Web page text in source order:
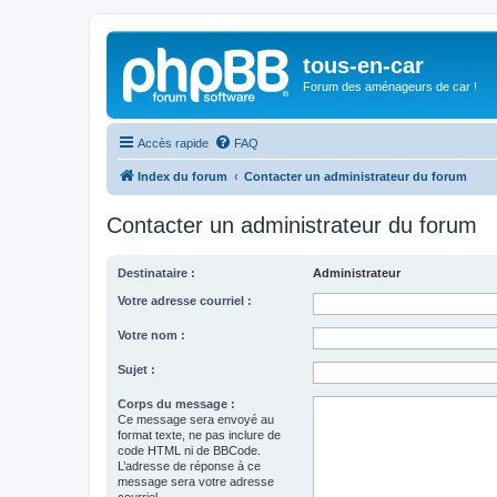
tous-en-car
Forum des aménageurs de car !
Accès rapide FAQ
Index du forum Contacter un administrateur du forum
Contacter un administrateur du forum
Destinataire : Administrateur
Votre adresse courriel :
Votre nom :
Sujet :
Corps du message :
Ce message sera envoyé au
format texte, ne pas inclure de
code HTML ni de BBCode.
L’adresse de réponse à ce
message sera votre adresse